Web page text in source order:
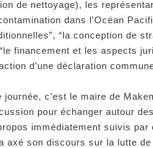
de nettoyage), les
dans l'Océan
“la conception de
financement et les aspects
d’une déclaration
journée, c’est le maire de
pour échanger autour
immédiatement suivis par
axé son discours sur la lutte